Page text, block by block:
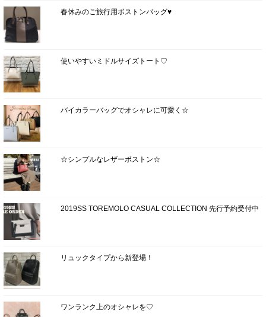
春休みのご旅行用ボストンバッグ♥
使いやすいミドルサイズトート♡
バイカラーバッグでオシャレに可愛く☆
☆シンプルなレザーボストン☆
2019SS TOREMOLO CASUAL COLLECTION 先行予約受付中
リュックタイプから新登場！
ワンランク上のオシャレを♡